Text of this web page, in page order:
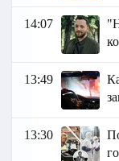
14:07
13:49
13:30